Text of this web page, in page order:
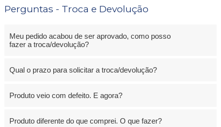
Perguntas - Troca e Devolução
Meu pedido acabou de ser aprovado, como posso
fazer a troca/devolução?
Qual o prazo para solicitar a troca/devolução?
Produto veio com defeito. E agora?
Produto diferente do que comprei. O que fazer?